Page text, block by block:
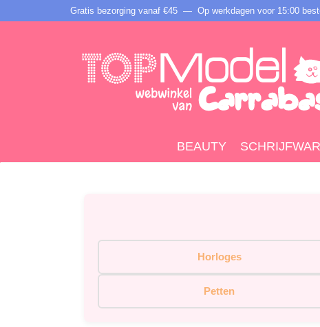
Gratis bezorging vanaf €45 — Op werkdagen voor 15:00
BEAUTY
Horloges
Petten